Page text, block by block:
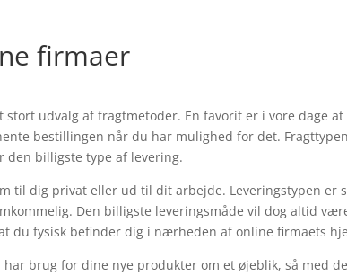
firmaer
udvalg af fragtmetoder. En favorit er i vore dage at
bestillingen når du har mulighed for det.
den billigste type af levering.
til dig privat eller ud til dit arbejde. Leveringstypen er
Den billigste leveringsmåde vil dog altid
du fysisk befinder dig i nærheden af online firmaets
brug for dine nye produkter om et øjeblik, så med